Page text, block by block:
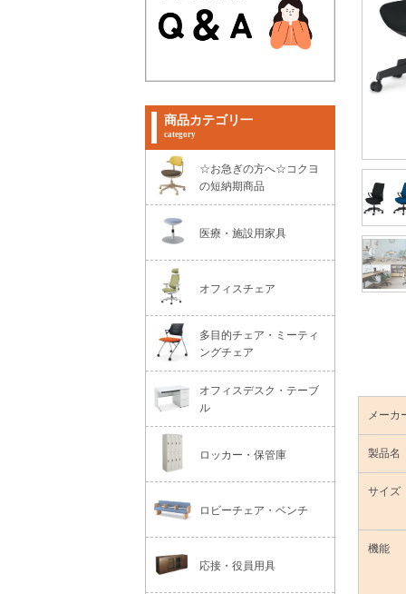
メーカ
製品名
サイズ
機能
商品カテゴリ一
category
☆お急ぎの方へ☆コクヨ
の短納期商品
医療・施設用家具
オフィスチェア
多目的チェア・ミーティ
ングチェア
オフィスデスク・テーブ
ル
ロッカー・保管庫
ロビーチェア・ベンチ
応接・役員用具